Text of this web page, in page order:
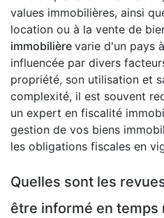
values immobilières, ainsi
location ou à la vente de
immobilière varie d'un pays
influencée par divers
propriété, son utilisation et
complexité, il est souvent
un expert en fiscalité
gestion de vos biens
les obligations fiscales en
Quelles sont les
être informé en temps